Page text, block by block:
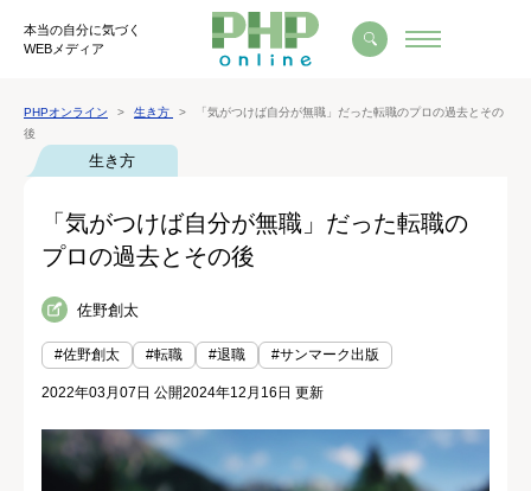
本当の自分に気づく
WEBメディア
PHPオンライン 生き方
「気がつけば自分が無職」だった転職のプロの過去とその
後
生き方
「気がつけば自分が無職」だった転職の
プロの過去とその後
佐野創太
#佐野創太 #転職 #退職 #サンマーク出版
2022年03月07日 公開2024年12月16日 更新